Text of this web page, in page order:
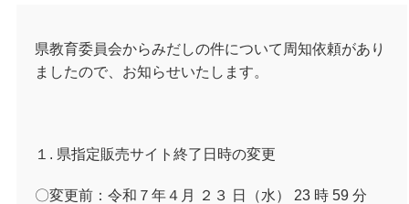
県教育委員会からみだしの件について周知依頼があり
ましたので、お知らせいたします。
１. 県指定販売サイト終了日時の変更
〇変更前：令和７年４月 ２３ 日（水） 23 時 59 分